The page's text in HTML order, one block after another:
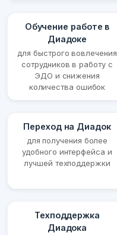
Обучение работе в
Диадоке
для быстрого вовлечения
сотрудников в работу с
ЭДО и снижения
количества ошибок
Переход на Диадок
для получения более
удобного интерфейса и
лучшей техподдержки
Техподдержка
Диадока